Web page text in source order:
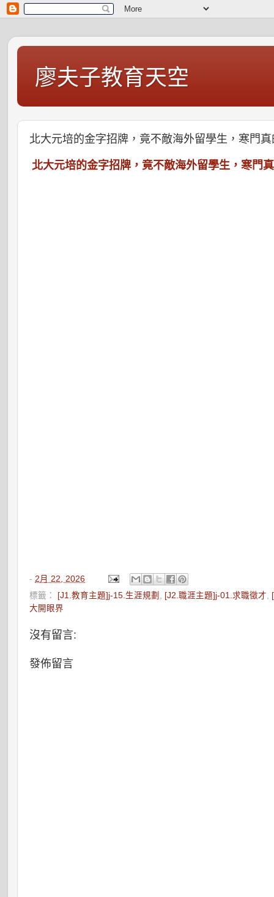
廖夫子教育天空
北大元培的金字招牌，竟不敵海外留學生，寒門
北大元培的金字招牌，竟不敵海外留學生，寒門
- 2月 22, 2026
標籤： [J1.教育主題]j-15.生涯規劃 , [J2.職涯主題]j-01.求職徵才,
大開眼界
沒有留言:
發佈留言